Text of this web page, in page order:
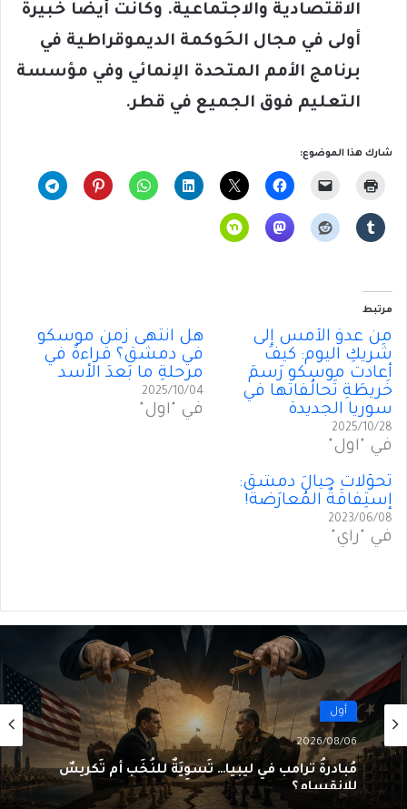
الاقتصادية والاجتماعية. وكانت أيضًا خبيرة
أولى في مجال الحَوكمة الديموقراطية في
برنامج الأمم المتحدة الإنمائي وفي مؤسسة
التعليم فوق الجميع في قطر.
شارك هذا الموضوع:
مرتبط
من عدوِّ الأمس إلى
شَريكِ اليوم: كيفَ
أعادت موسكو رَسمَ
خَريطَةِ تَحالُفاتها في
سوريا الجديدة
2025/10/28
في "أول"
هل انتهى زمنُ موسكو
في دمشق؟ قراءةٌ في
مرحلةِ ما بَعدَ الأسد
2025/10/04
في "أول"
تحوّلاتٌ حِيالَ دمشق:
إستِفاقَةُ المُعارَضة!
2023/06/08
في "رأي"
أول
2026/08/06
مُبادرةُ ترامب في ليبيا… تَسوِيَةٌ للنُخَب أم تَكريسٌ
للانقسام؟